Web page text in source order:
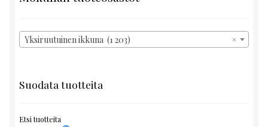
×
Yksiruutuinen ikkuna (1 203)
Suodata tuotteita
Etsi tuotteita